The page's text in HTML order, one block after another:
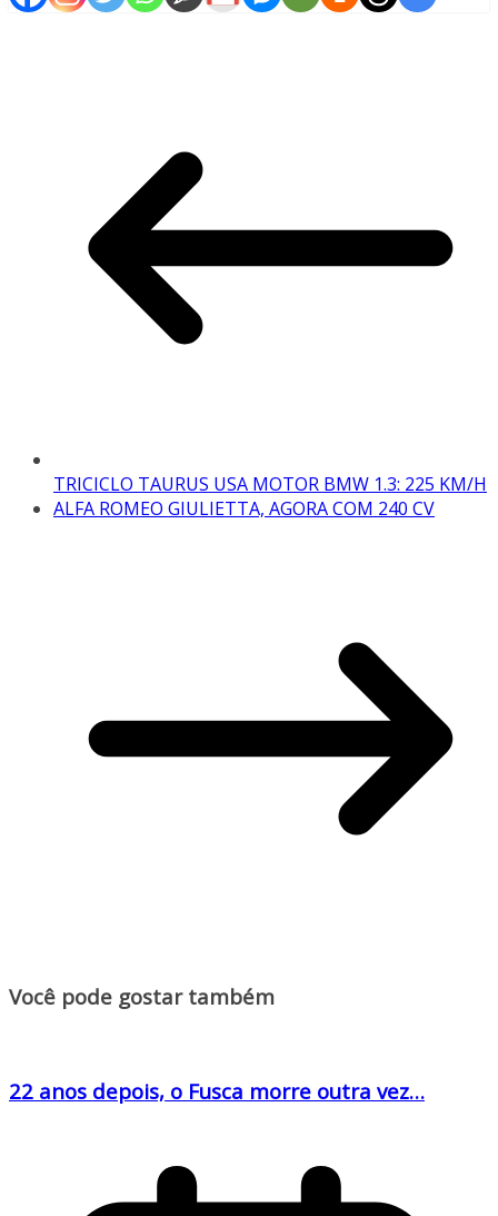
TRICICLO TAURUS USA MOTOR BMW 1.3: 225 KM/H
ALFA ROMEO GIULIETTA, AGORA COM 240 CV
Você pode gostar também
22 anos depois, o Fusca morre outra vez…